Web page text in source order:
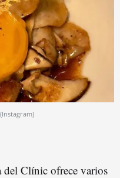
del Clínic ofrece varios